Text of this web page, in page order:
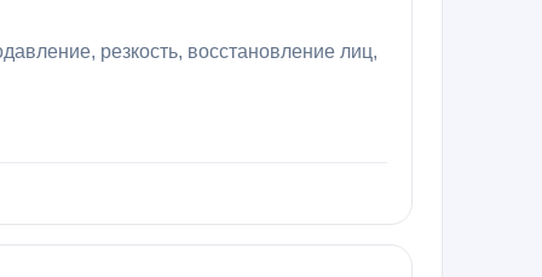
резкость, восстановление лиц,